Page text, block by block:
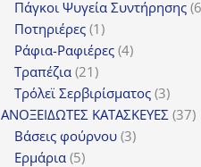
Πάγκοι Ψυγεία Συντήρησης 6
Ποτηριέρες 11
προϊόν
Ράφια-Ραφιέρες 44
Τραπέζια 2121
προϊόντα
Τρόλεϊ Σερβιρίσματος 33
ΑΝΟΞΕΙΔΩΤΕΣ ΚΑΤΑΣΚΕΥΕΣ 3737
Βάσεις φούρνου 33
Ερμάρια 55